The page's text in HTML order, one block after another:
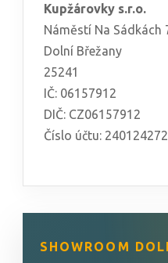
Kupžárovky s.r.o.
Náměstí Na Sádkách
Dolní Břežany
25241
IČ: 06157912
DIČ: CZ06157912
Číslo účtu:
SHOWROOM